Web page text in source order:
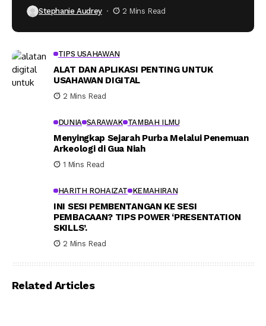
Stephanie Audrey 2 Mins Read
TIPS USAHAWAN
ALAT DAN APLIKASI PENTING UNTUK
USAHAWAN DIGITAL
2 Mins Read
DUNIA SARAWAK TAMBAH ILMU
Menyingkap Sejarah Purba Melalui Penemuan
Arkeologi di Gua Niah
1 Mins Read
HARITH ROHAIZAT KEMAHIRAN
INI SESI PEMBENTANGAN KE SESI
PEMBACAAN? TIPS POWER ‘PRESENTATION
SKILLS’.
2 Mins Read
Related Articles